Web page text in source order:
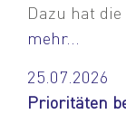
Dazu hat
mehr...
25.07.2026
Prioritäten